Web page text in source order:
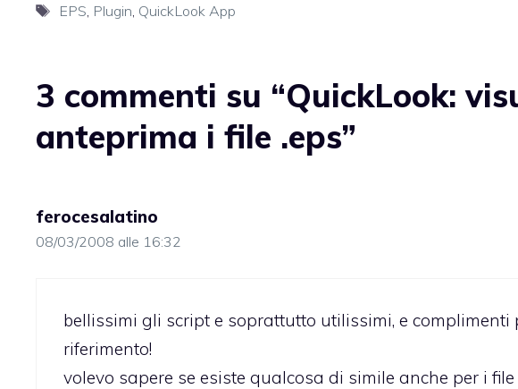
Tag
EPS, Plugin, QuickLook App
3 commenti su “QuickLook:
anteprima i file .eps”
ferocesalatino
08/03/2008 alle 16:32
bellissimi gli script e soprattutto utilissimi, e complimenti
riferimento!
volevo sapere se esiste qualcosa di simile anche per i